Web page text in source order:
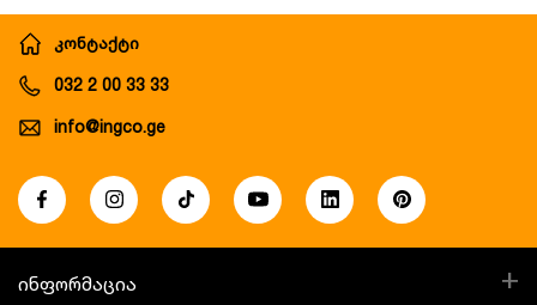
კონტაქტი
032 2 00 33 33
info@ingco.ge
+
ინფორმაცია